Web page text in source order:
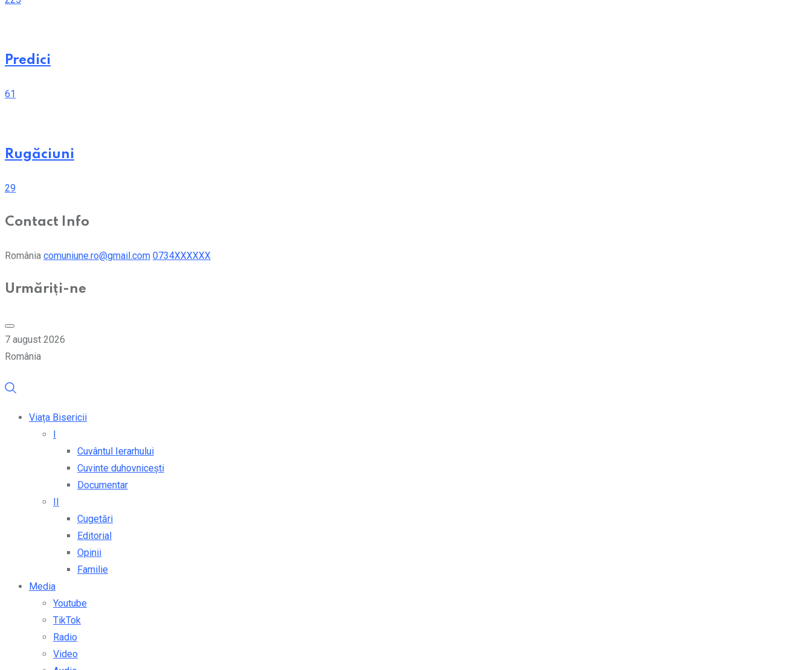
Predici
61
Rugăciuni
29
Contact Info
România comuniune.ro@gmail.com 0734XXXXXX
Urmăriți-ne
7 august 2026
România
Viața Bisericii
Cuvântul Ierarhului
Cuvinte duhovnicești
Documentar
Cugetări
Editorial
Opinii
Familie
Media
Youtube
TikTok
Radio
Video